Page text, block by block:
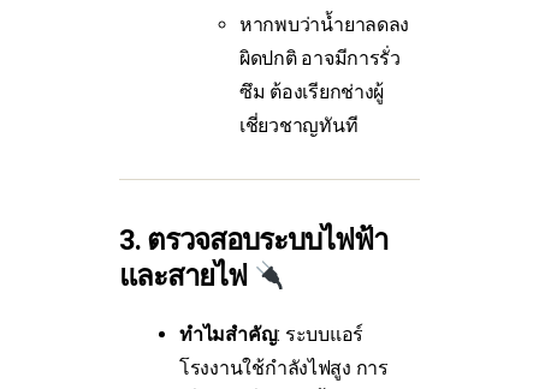
หากพบว่าน้ำยาลดลง
ผิดปกติ อาจมีการรั่ว
ซึม ต้องเรียกช่างผู้
เชี่ยวชาญทันที
3. ตรวจสอบระบบไฟฟ้า
และสายไฟ
ทำไมสำคัญ: ระบบแอร์
โรงงานใช้กำลังไฟสูง การ